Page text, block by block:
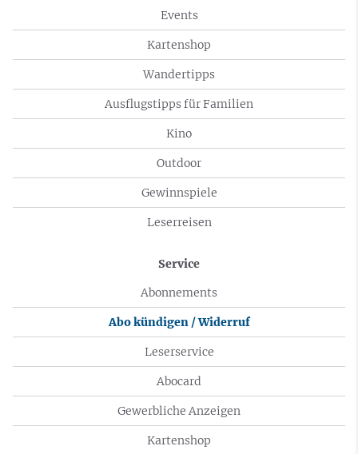
Events
Kartenshop
Wandertipps
Ausflugstipps für Familien
Kino
Outdoor
Gewinnspiele
Leserreisen
Service
Abonnements
Abo kündigen / Widerruf
Leserservice
Abocard
Gewerbliche Anzeigen
Kartenshop